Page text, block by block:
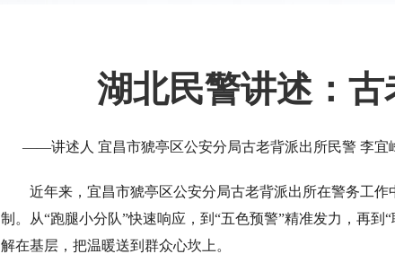
湖北民警讲述：
——讲述人 宜昌市猇亭区公安分局古老背派出所民警 李宜
近年来，宜昌市猇亭区公安分局古老背派出所在警务工
制。从“跑腿小分队”快速响应，到“五色预警”精准发力，再
解在基层，把温暖送到群众心坎上。